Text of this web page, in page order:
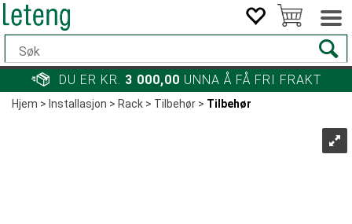
DU ER KR. 3 000,00 UNNA Å FÅ FRI FRAKT
Hjem> Installasjon>Rack>Tilbehør>Tilbehør